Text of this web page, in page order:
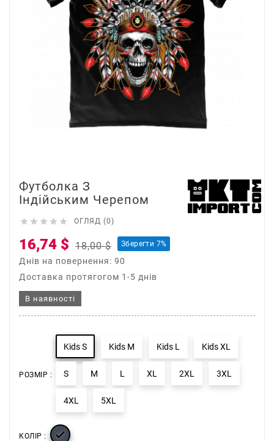
Футболка З
Індійським Черепом
     ОГЛЯД (0)
16,74 $ 18,00 $ Зберегти 7%
Днів на повернення: 90
Доставка протягогом 1-5 днів
В наявності
РОЗМІР :
Kids S Kids M Kids L Kids XL
S M L XL 2XL 3XL
4XL 5XL
КОЛІР : 